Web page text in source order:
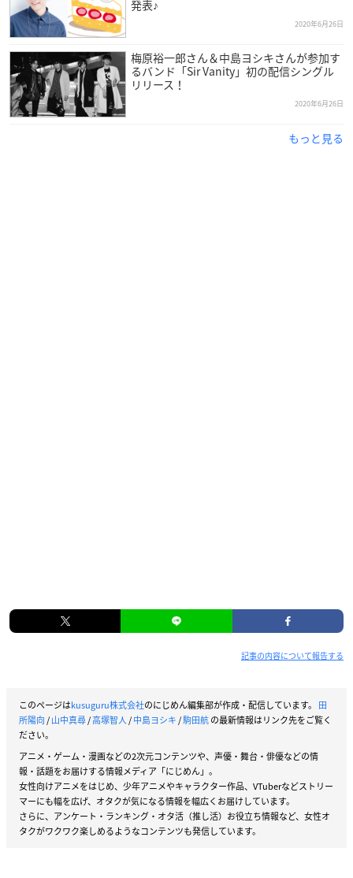
発表♪
2020年6月26日
梅原裕一郎さん＆中島ヨシキさんが参加す
るバンド「Sir Vanity」初の配信シングル
リリース！
2020年6月26日
もっと見る
記事の内容について報告する
このページはkusuguru株式会社のにじめん編集部が作成・配信しています。 田
所陽向/山中真尋/高塚智人/中島ヨシキ/駒田航の最新情報はリンク先をご覧く
ださい。
アニメ・ゲーム・漫画などの2次元コンテンツや、声優・舞台・俳優などの情
報・話題をお届けする情報メディア「にじめん」。
女性向けアニメをはじめ、少年アニメやキャラクター作品、VTuberなどストリー
マーにも幅を広げ、オタクが気になる情報を幅広くお届けしています。
さらに、アンケート・ランキング・オタ活（推し活）お役立ち情報など、女性オ
タクがワクワク楽しめるようなコンテンツも発信しています。